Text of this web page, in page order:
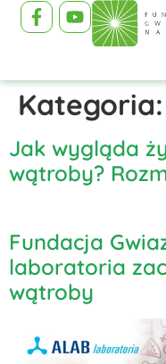
Kategoria:
Jak wygląda
wątroby?
Fundacja
laboratoria
wątroby